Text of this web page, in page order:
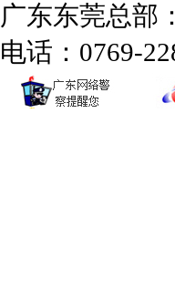
广东东莞总部
电话：0769-